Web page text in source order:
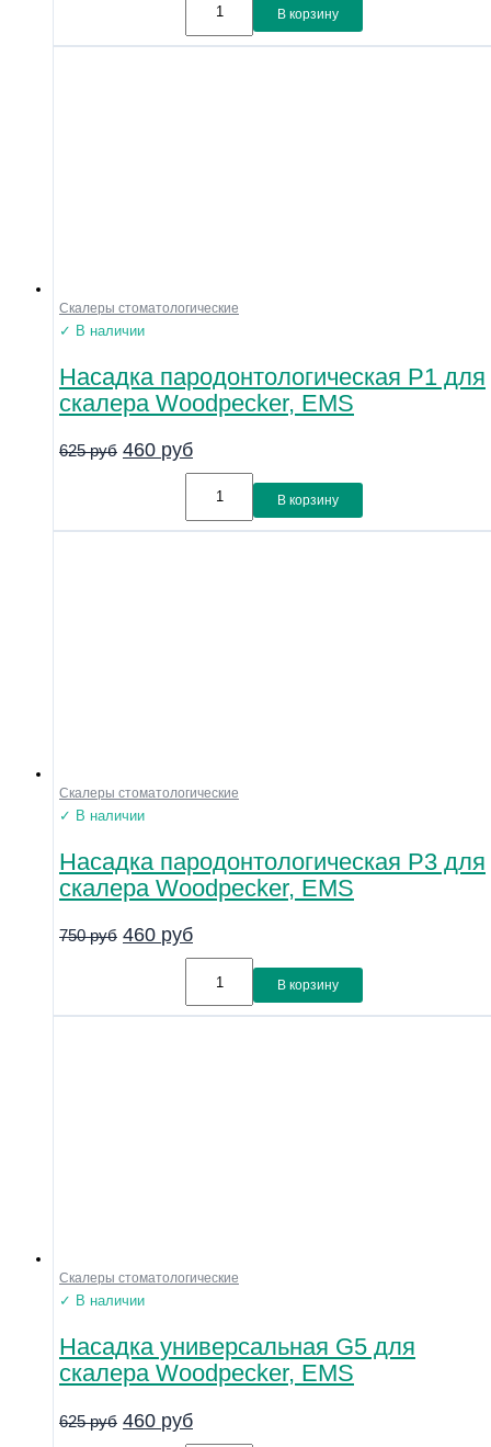
В корзину
Скалеры стоматологические
✓ В наличии
Насадка пародонтологическая P1 для
скалера Woodpecker, EMS
625руб 460 руб
В корзину
Скалеры стоматологические
✓ В наличии
Насадка пародонтологическая P3 для
скалера Woodpecker, EMS
750руб 460 руб
В корзину
Скалеры стоматологические
✓ В наличии
Насадка универсальная G5 для
скалера Woodpecker, EMS
625руб 460 руб